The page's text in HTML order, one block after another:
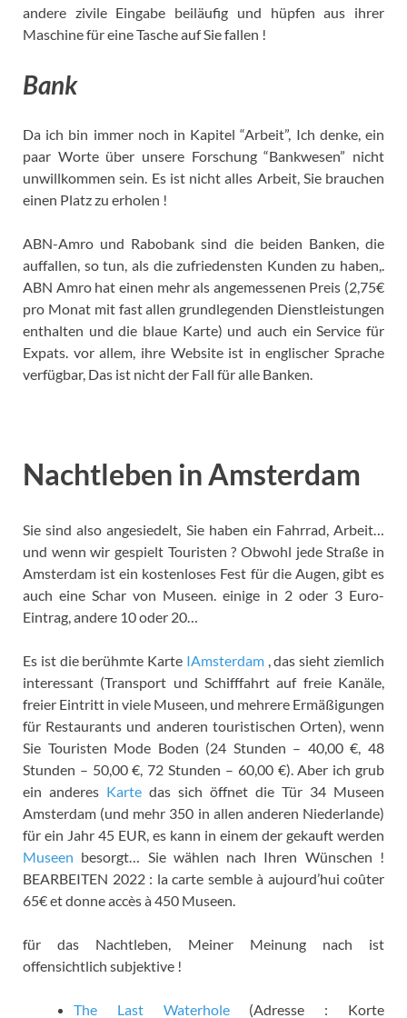
andere zivile Eingabe beiläufig und hüpfen aus ihrer
Maschine für eine Tasche auf Sie fallen !
Bank
Da ich bin immer noch in Kapitel “Arbeit”, Ich denke, ein
paar Worte über unsere Forschung “Bankwesen” nicht
unwillkommen sein. Es ist nicht alles Arbeit, Sie brauchen
einen Platz zu erholen !
ABN-Amro und Rabobank sind die beiden Banken, die
auffallen, so tun, als die zufriedensten Kunden zu haben,.
ABN Amro hat einen mehr als angemessenen Preis (2,75€
pro Monat mit fast allen grundlegenden Dienstleistungen
enthalten und die blaue Karte) und auch ein Service für
Expats. vor allem, ihre Website ist in englischer Sprache
verfügbar, Das ist nicht der Fall für alle Banken.
Nachtleben in Amsterdam
Sie sind also angesiedelt, Sie haben ein Fahrrad, Arbeit…
und wenn wir gespielt Touristen ? Obwohl jede Straße in
Amsterdam ist ein kostenloses Fest für die Augen, gibt es
auch eine Schar von Museen. einige in 2 oder 3 Euro-
Eintrag, andere 10 oder 20…
Es ist die berühmte Karte IAmsterdam, das sieht ziemlich
interessant (Transport und Schifffahrt auf freie Kanäle,
freier Eintritt in viele Museen, und mehrere Ermäßigungen
für Restaurants und anderen touristischen Orten), wenn
Sie Touristen Mode Boden (24 Stunden – 40,00 €, 48
Stunden – 50,00 €, 72 Stunden – 60,00 €). Aber ich grub
ein anderes Karte das sich öffnet die Tür 34 Museen
Amsterdam (und mehr 350 in allen anderen Niederlande)
für ein Jahr 45 EUR, es kann in einem der gekauft werden
Museen besorgt… Sie wählen nach Ihren Wünschen !
BEARBEITEN 2022 : la carte semble à aujourd’hui coûter
65€ et donne accès à450 Museen.
für das Nachtleben, Meiner Meinung nach ist
offensichtlich subjektive !
The Last Waterhole(Adresse : Korte